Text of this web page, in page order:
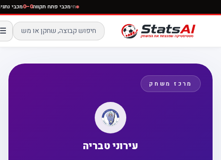
חימכבי פתח תקווה0–0 מכבי
☰
מרכז משחק
עירוני טבריה